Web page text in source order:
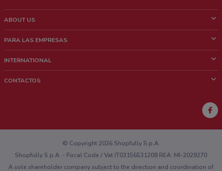
ABOUT US
¿Quiénes Somos?
Trabaja con nosotros
PARA LAS EMPRESAS
Contacto comercial
INTERNATIONAL
CONTACTOS
¿Encontraste un problema en la web o en la aplicación?
© Copyright 2026 Shopfully S.p.A.
Shopfully S.p.A. - Fiscal Code / Vat IT03156531208 REA: MI-2029270
A sole shareholder company subject to the direction and coordination of